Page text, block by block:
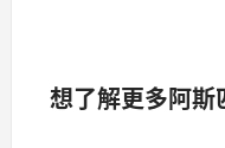
想了解更多阿